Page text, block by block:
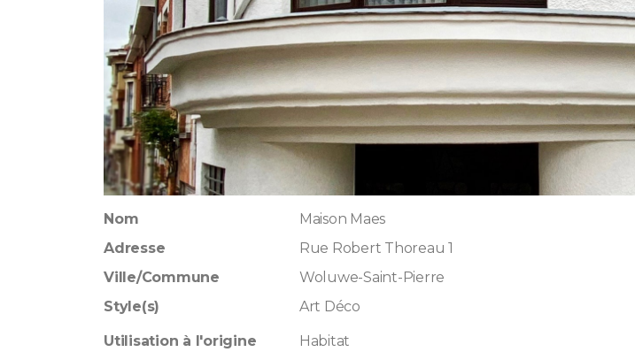
Nom
Maison Maes
Adresse
Rue Robert Thoreau 1
Ville/Commune
Woluwe-Saint-Pierre
Style(s)
Art Déco
Utilisation à l'origine Habitat